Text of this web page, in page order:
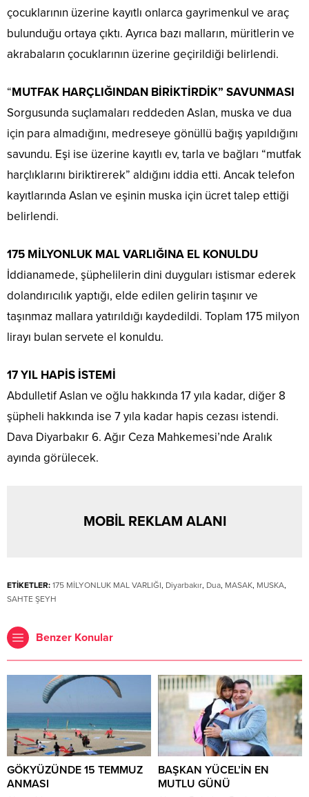
çocuklarının üzerine kayıtlı onlarca gayrimenkul ve araç
bulunduğu ortaya çıktı. Ayrıca bazı malların, müritlerin ve
akrabaların çocuklarının üzerine geçirildiği belirlendi.
“MUTFAK HARÇLIĞINDAN BİRİKTİRDİK” SAVUNMASI
Sorgusunda suçlamaları reddeden Aslan, muska ve dua
için para almadığını, medreseye gönüllü bağış yapıldığını
savundu. Eşi ise üzerine kayıtlı ev, tarla ve bağları “mutfak
harçlıklarını biriktirerek” aldığını iddia etti. Ancak telefon
kayıtlarında Aslan ve eşinin muska için ücret talep ettiği
belirlendi.
175 MİLYONLUK MAL VARLIĞINA EL KONULDU
İddianamede, şüphelilerin dini duyguları istismar ederek
dolandırıcılık yaptığı, elde edilen gelirin taşınır ve
taşınmaz mallara yatırıldığı kaydedildi. Toplam 175 milyon
lirayı bulan servete el konuldu.
17 YIL HAPİS İSTEMİ
Abdulletif Aslan ve oğlu hakkında 17 yıla kadar, diğer 8
şüpheli hakkında ise 7 yıla kadar hapis cezası istendi.
Dava Diyarbakır 6. Ağır Ceza Mahkemesi’nde Aralık
ayında görülecek.
MOBİL REKLAM ALANI
ETİKETLER: 175 MİLYONLUK MAL VARLIĞI, Diyarbakır, Dua, MASAK, MUSKA,
SAHTE ŞEYH
Benzer Konular
GÖKYÜZÜNDE 15 TEMMUZ
ANMASI
BAŞKAN YÜCEL’İN EN
MUTLU GÜNÜ